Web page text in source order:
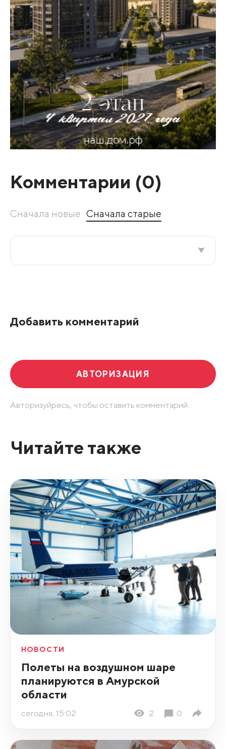
Комментарии (0)
Сначала новые Сначала старые
Добавить комментарий
АВТОРИЗАЦИЯ
Авторизуйресь, чтобы оставить комментарий.
Читайте также
НОВОСТИ
Полеты на воздушном шаре
планируются в Амурской
области
сегодня, 15:02 2 0